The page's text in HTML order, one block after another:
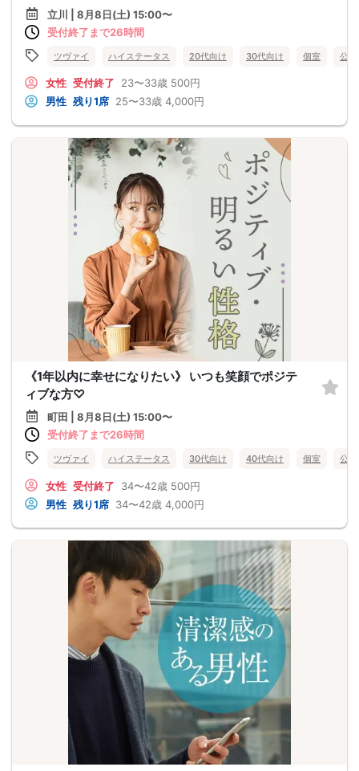
立川 | 8月8日(土) 15:00〜
受付終了まで26時間
ツヴァイ ハイステータス 20代向け 30代向け 個室 公
女性 受付終了 23〜33歳 500円
男性 残り1席 25〜33歳 4,000円
《1年以内に幸せになりたい》 いつも笑顔でポジテ
ィブな方♡
町田 | 8月8日(土) 15:00〜
受付終了まで26時間
ツヴァイ ハイステータス 30代向け 40代向け 個室 公
女性 受付終了 34〜42歳 500円
男性 残り1席 34〜42歳 4,000円